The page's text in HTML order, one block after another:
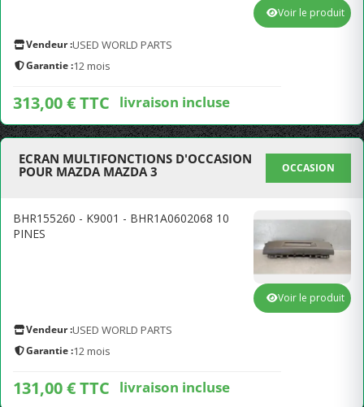
Vendeur :USED WORLD PARTS
Garantie :12 mois
313,00 € TTC livraison incluse
Voir le produit
ECRAN MULTIFONCTIONS D'OCCASION
POUR MAZDA MAZDA 3
OCCASION
BHR155260 - K9001 - BHR1A0602068 10
PINES
Vendeur :USED WORLD PARTS
Garantie :12 mois
131,00 € TTC livraison incluse
Voir le produit